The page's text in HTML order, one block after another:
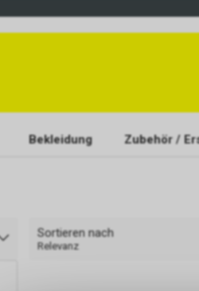
Bekleidung Zubehör /
Sortieren nach
Relevanz